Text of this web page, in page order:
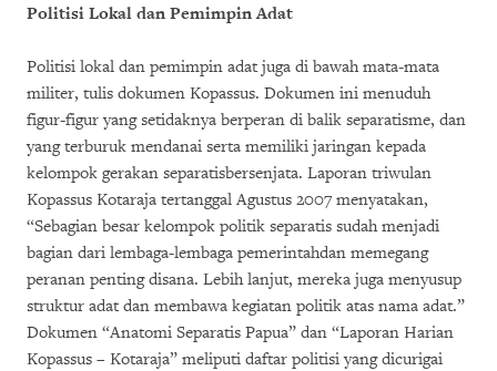
Politisi Lokal dan Pemimpin Adat
Politisi lokal dan pemimpin adat juga di bawah mata-mata
militer, tulis dokumen Kopassus. Dokumen ini menuduh
figur-figur yang setidaknya berperan di balik separatisme, dan
yang terburuk mendanai serta memiliki jaringan kepada
kelompok gerakan separatisbersenjata. Laporan triwulan
Kopassus Kotaraja tertanggal Agustus 2007 menyatakan,
“Sebagian besar kelompok politik separatis sudah menjadi
bagian dari lembaga-lembaga pemerintahdan memegang
peranan penting disana. Lebih lanjut, mereka juga menyusup
struktur adat dan membawa kegiatan politik atas nama adat.”
Dokumen “Anatomi Separatis Papua” dan “Laporan Harian
Kopassus – Kotaraja” meliputi daftar politisi yang dicurigai